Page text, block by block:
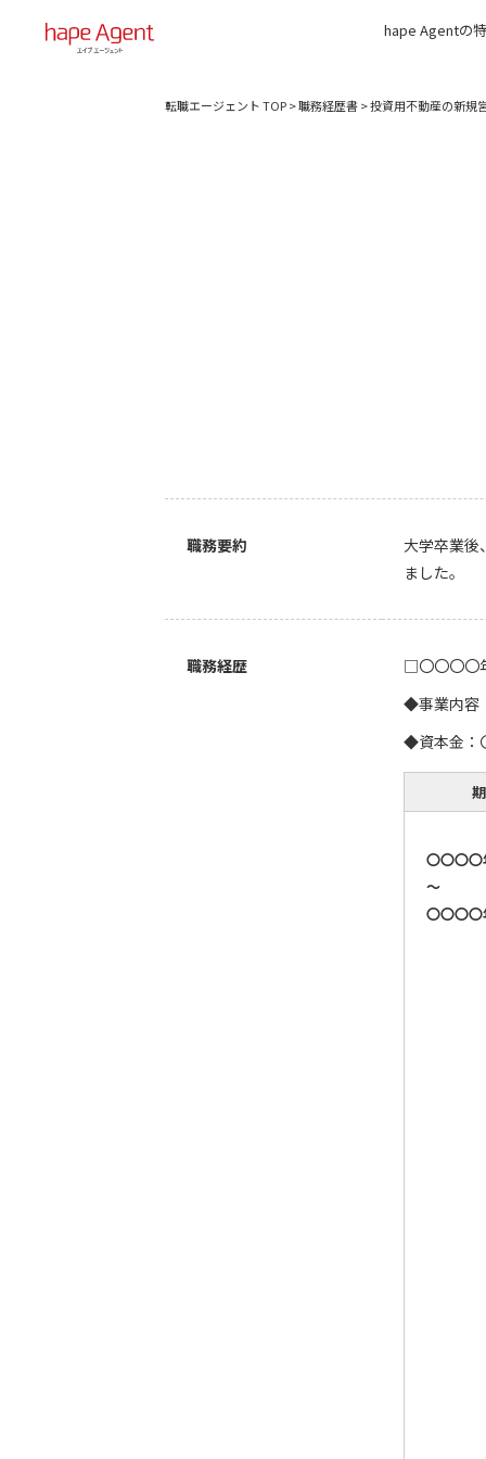
hape Agentの
転職エージェント TOP>職務経歴書>投資用不動産の新規
職務要約
大学卒業後
ました。
職務経歴
□〇〇〇〇
◆事業内容
◆資本金：
〇〇〇〇
～
〇〇〇〇